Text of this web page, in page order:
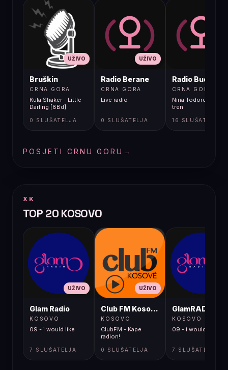
UŽIVO
Bruškin
CRNA GORA
Kula Shaker - Little
Darling [8Bd]
0 SLUŠATELJA
UŽIVO
Radio Berane
CRNA GORA
Live radio
0 SLUŠATELJA
Radio Budva
CRNA GORA
Nina Todorovic -
tren
16 SLUŠATELJA
POSJETI CRNU GORU →
XK
TOP 20 KOSOVO
UŽIVO
Glam Radio
KOSOVO
09 - i would like
7 SLUŠATELJA
UŽIVO
Club FM Kosovë
KOSOVO
ClubFM - Kape
radion!
0 SLUŠATELJA
GlamRADIO
KOSOVO
09 - i would like
7 SLUŠATELJA